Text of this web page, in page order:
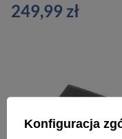
249,99 zł
Konfiguracja